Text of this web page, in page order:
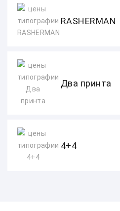
RASHERMAN
Два принта
4+4